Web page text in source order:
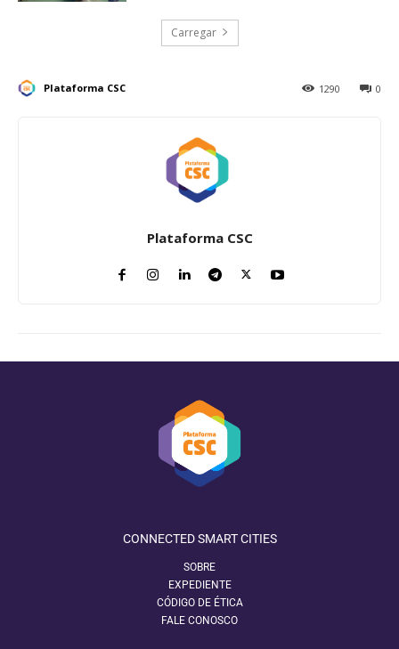
Carregar
Plataforma CSC 0
1290
Plataforma CSC
CONNECTED SMART CITIES
SOBRE
EXPEDIENTE
CÓDIGO DE ÉTICA
FALE CONOSCO